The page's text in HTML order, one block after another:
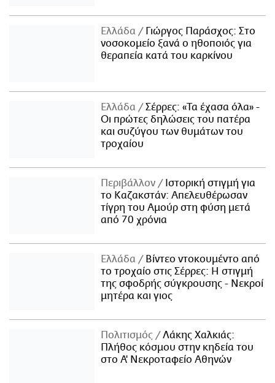
Ελλάδα
Γιώργος Παράσχος: Στο
νοσοκομείο ξανά ο ηθοποιός για
θεραπεία κατά του καρκίνου
Ελλάδα
Σέρρες: «Τα έχασα όλα» -
Οι πρώτες δηλώσεις του πατέρα
και συζύγου των θυμάτων του
τροχαίου
Περιβάλλον
Ιστορική στιγμή για
το Καζακστάν: Απελευθέρωσαν
τίγρη του Αμούρ στη φύση μετά
από 70 χρόνια
Ελλάδα
Βίντεο ντοκουμέντο από
το τροχαίο στις Σέρρες: Η στιγμή
της σφοδρής σύγκρουσης - Νεκροί
μητέρα και γιος
Πολιτισμός
Λάκης Χαλκιάς:
Πλήθος κόσμου στην κηδεία του
στο Α' Νεκροταφείο Αθηνών